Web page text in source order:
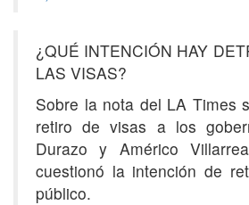
¿QUÉ INTENCIÓN HAY
LAS VISAS?
Sobre la nota del LA Times
retiro de visas a los
Durazo y Américo
cuestionó la intención de
público.